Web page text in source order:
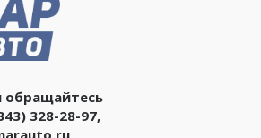
обращайтесь
328-28-97,